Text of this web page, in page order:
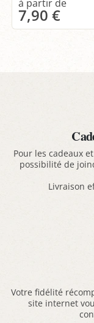
7,90 €
Pour les cadeaux
possibilité de
Livraison
Votre fidélité
site internet